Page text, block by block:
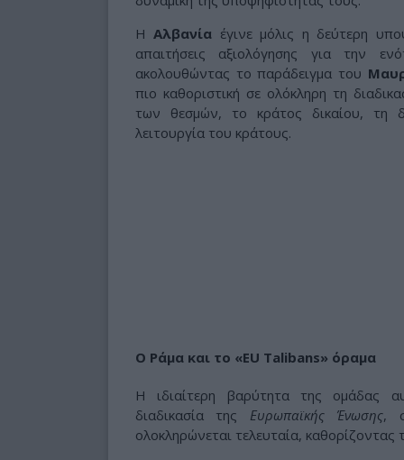
ΗΑλβανία έγινε μόλις η δεύτερη
απαιτήσεις αξιολόγησης για την
ακολουθώντας το παράδειγμα του
πιο καθοριστική σε ολόκληρη τη
των θεσμών, το κράτος δικαίου, τη
λειτουργία του κράτους.
Ο Ράμα και το «EU Talibans» όραμα
Η ιδιαίτερη βαρύτητα της ομάδας
διαδικασία της Ευρωπαϊκής Ένωσης,
ολοκληρώνεται τελευταία,